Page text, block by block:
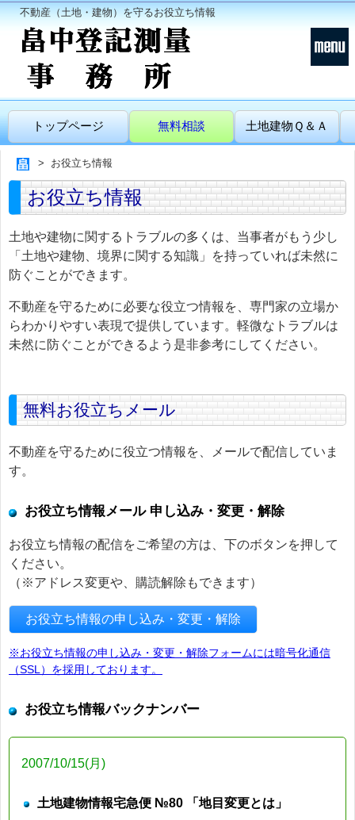
不動産（土地・建物）を守るお役立ち情報
トップページ 無料相談 土地建物Ｑ＆Ａ
お役立ち情報
お役立ち情報
土地や建物に関するトラブルの多くは、当事者がもう少し
「土地や建物、境界に関する知識」を持っていれば未然に
防ぐことができます。
不動産を守るために必要な役立つ情報を、専門家の立場か
らわかりやすい表現で提供しています。軽微なトラブルは
未然に防ぐことができるよう是非参考にしてください。
無料お役立ちメール
不動産を守るために役立つ情報を、メールで配信していま
す。
お役立ち情報メール 申し込み・変更・解除
お役立ち情報の配信をご希望の方は、下のボタンを押して
ください。
（※アドレス変更や、購読解除もできます）
お役立ち情報の申し込み・変更・解除
※お役立ち情報の申し込み・変更・解除フォームには暗号化通信
（SSL）を採用しております。
お役立ち情報バックナンバー
2007/10/15(月)
土地建物情報宅急便 №80 「地目変更とは」